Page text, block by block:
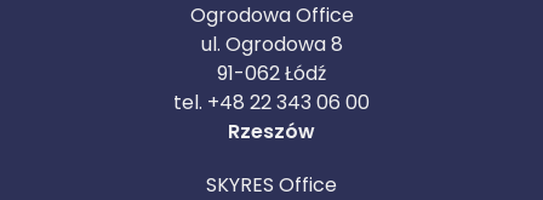
Ogrodowa Office
ul. Ogrodowa 8
91-062 Łódź
tel. +48 22 343 06 00
Rzeszów
SKYRES Office